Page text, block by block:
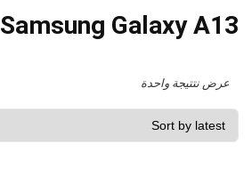
Samsung Galaxy A13 مواصفات
عرض نتتيجة واحدة